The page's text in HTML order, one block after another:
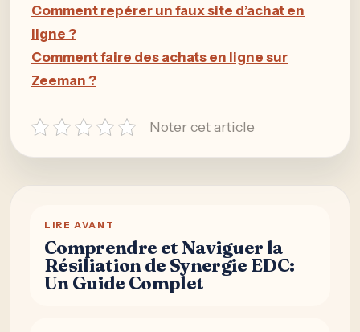
Comment repérer un faux site d’achat en
ligne ?
Comment faire des achats en ligne sur
Zeeman ?
Noter cet article
LIRE AVANT
Comprendre et Naviguer la
Résiliation de Synergie EDC:
Un Guide Complet